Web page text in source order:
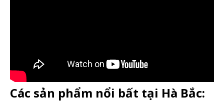
Các sản phẩm nổi bất tại Hà Bắc: